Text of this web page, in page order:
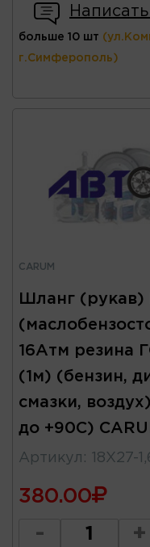
больше 10 шт
г.Симферополь)
CARUM
Шланг
16Атм резина
(1м) (бензин,
смазки,
до +90С)
Артикул : 18X27-
380.00
- +